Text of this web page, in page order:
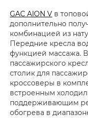
GAC AION V в
дополнительно
комбинацией из
Передние кресла
функцией массажа.
пассажирского
столик для
кроссоверы в
встроенным
поддерживающим
обогрева в